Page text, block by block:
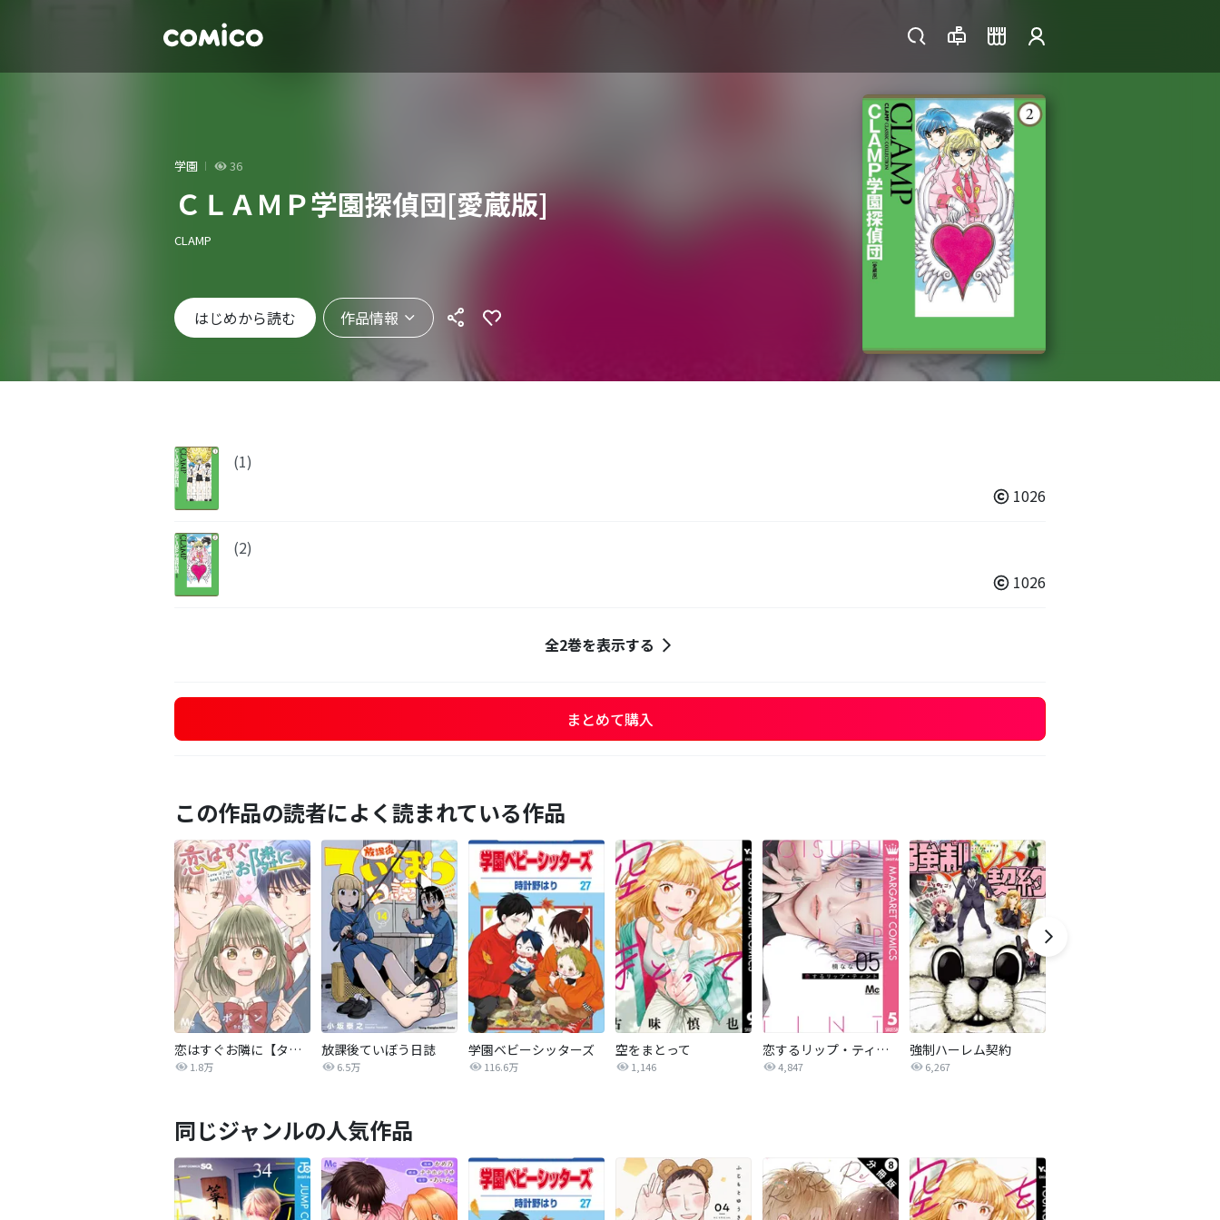
学園 36
ＣＬＡＭＰ学園探偵団[愛蔵版]
CLAMP
はじめから読む 作品情報
(1)
1026
(2)
1026
全2巻を表示する
まとめて購入
この作品の読者によく読まれている作品
恋はすぐお隣に【タテヨミ】
1.8万
放課後ていぼう日誌
6.5万
学園ベビーシッターズ
116.6万
空をまとって
1,146
恋するリップ・ティント
4,847
強制ハーレム契約
6,267
同じジャンルの人気作品